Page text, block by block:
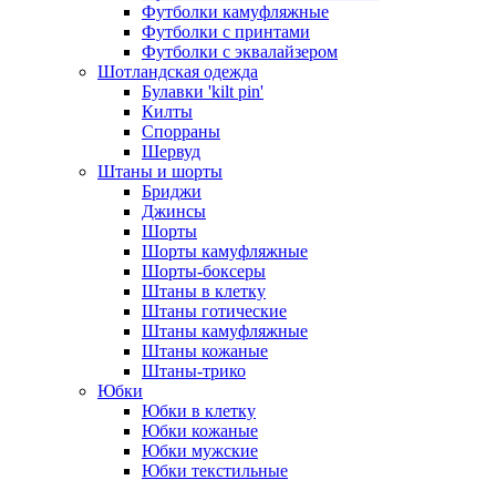
Футболки камуфляжные
Футболки с принтами
Футболки с эквалайзером
Шотландская одежда
Булавки 'kilt pin'
Килты
Спорраны
Шервуд
Штаны и шорты
Бриджи
Джинсы
Шорты
Шорты камуфляжные
Шорты-боксеры
Штаны в клетку
Штаны готические
Штаны камуфляжные
Штаны кожаные
Штаны-трико
Юбки
Юбки в клетку
Юбки кожаные
Юбки мужские
Юбки текстильные